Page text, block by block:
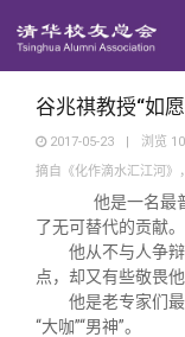
谷兆祺教授“如
2017-05-23 | 浏览
摘自《化作滴水汇江河》
他是一名最
了无可替代的贡献。
他从不与人争
点，却又有些敬畏
他是老专家们
“大咖”“男神”。